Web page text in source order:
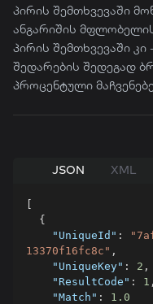
პირის შემთხვევაში
ანგარიშის
პირის შემთხვევაში
შედარების შედეგად
პროცენტული
JSON XML
[
{
"UniqueId" :
13370f16fc8c" ,
"UniqueKey" : 2 ,
"ResultCode" : 1 ,
"Match" :
1.0